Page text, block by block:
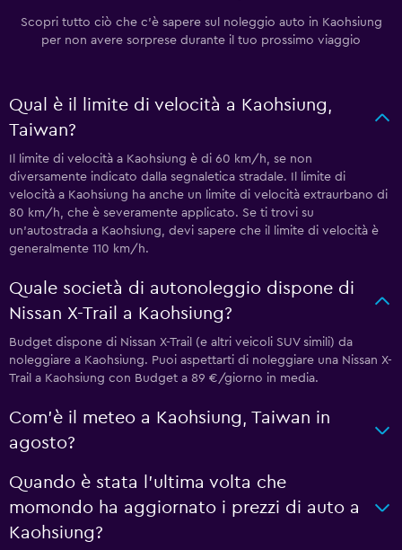
Scopri tutto ciò che c'è sapere sul noleggio auto in Kaohsiung
per non avere sorprese durante il tuo prossimo viaggio
Qual è il limite di velocità a Kaohsiung,
Taiwan?
Il limite di velocità a Kaohsiung è di 60 km/h, se non
diversamente indicato dalla segnaletica stradale. Il limite di
velocità a Kaohsiung ha anche un limite di velocità extraurbano di
80 km/h, che è severamente applicato. Se ti trovi su
un'autostrada a Kaohsiung, devi sapere che il limite di velocità è
generalmente 110 km/h.
Quale società di autonoleggio dispone di
Nissan X-Trail a Kaohsiung?
Budget dispone di Nissan X-Trail (e altri veicoli SUV simili) da
noleggiare a Kaohsiung. Puoi aspettarti di noleggiare una Nissan X-
Trail a Kaohsiung con Budget a 89 €/giorno in media.
Com'è il meteo a Kaohsiung, Taiwan in
agosto?
Quando è stata l'ultima volta che
momondo ha aggiornato i prezzi di auto a
Kaohsiung?